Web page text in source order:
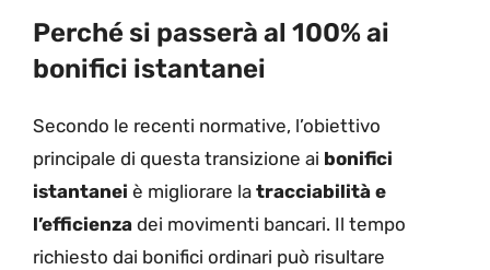
Perché si passerà al 100% ai
bonifici istantanei
Secondo le recenti normative, l’obiettivo
principale di questa transizione ai bonifici
istantanei è migliorare la tracciabilità e
l’efficienza dei movimenti bancari. Il tempo
richiesto dai bonifici ordinari può risultare